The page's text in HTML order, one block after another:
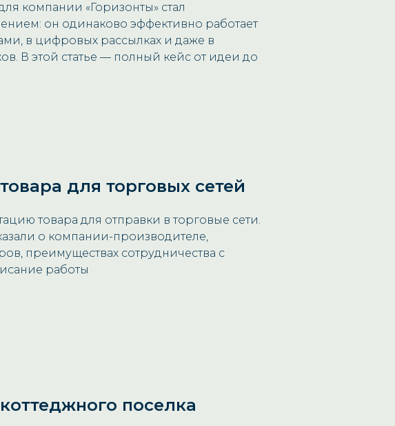
компании «Горизонты» стал
он одинаково эффективно работает
в цифровых рассылках и даже в
В этой статье — полный кейс от идеи до
для торговых сетей
товара для отправки в торговые сети.
о компании-производителе,
преимуществах сотрудничества с
работы
поселка